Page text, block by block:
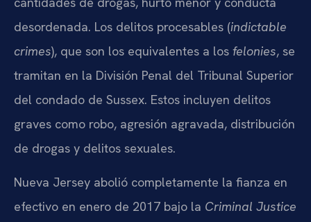
desordenada. Los delitos procesables (indictable
crimes), que son los equivalentes a los felonies, se
tramitan en la División Penal del Tribunal Superior
del condado de Sussex. Estos incluyen delitos
graves como robo, agresión agravada, distribución
de drogas y delitos sexuales.
Nueva Jersey abolió completamente la fianza en
efectivo en enero de 2017 bajo la Criminal Justice